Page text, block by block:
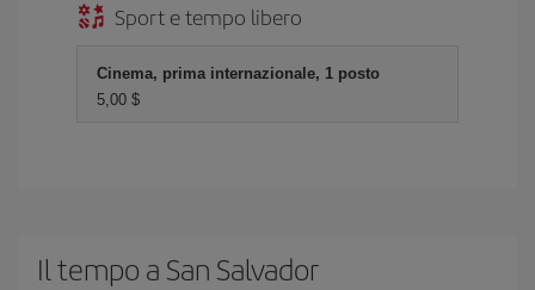
Sport e tempo libero
Cinema, prima internazionale, 1 posto
5,00 $
Il tempo a San Salvador